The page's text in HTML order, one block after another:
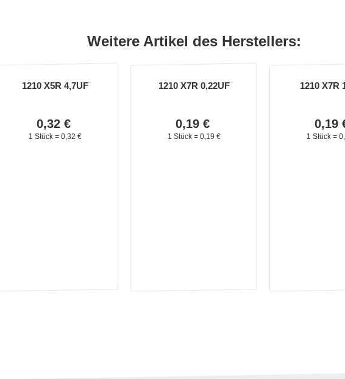
Weitere Artikel des Herstellers:
1210 X5R 4,7UF
0,32 €
1 Stück = 0, 32 €
1210 X7R 0,22UF
0,19 €
1 Stück = 0, 19 €
1210 X7R
0,19
1 Stück = 0,